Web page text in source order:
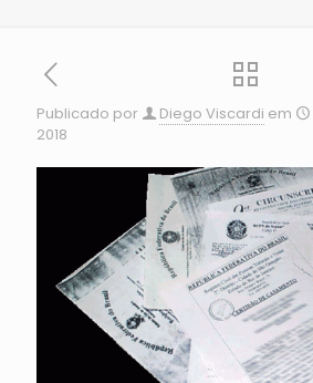
Publicado por Diego Viscardi em
2018